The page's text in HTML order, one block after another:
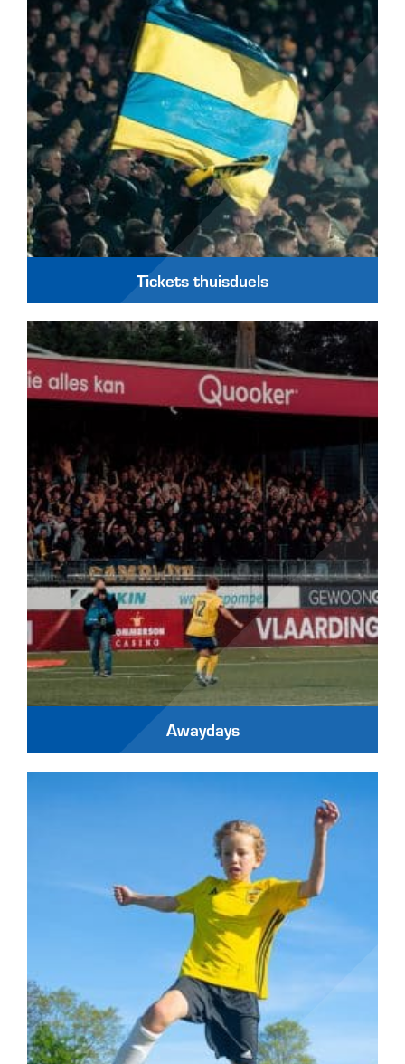
Tickets thuisduels
Awaydays